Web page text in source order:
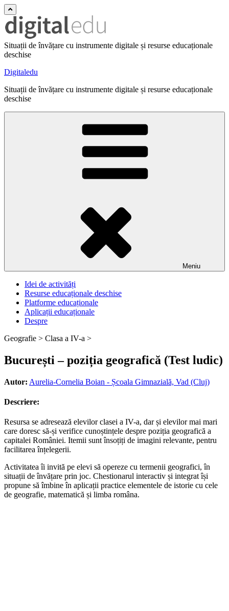
Situații de învățare cu instrumente digitale și resurse educaționale
deschise
Digitaledu
Situații de învățare cu instrumente digitale și resurse educaționale
deschise
Meniu
Idei de activități
Resurse educaționale deschise
Platforme educaționale
Aplicații educaționale
Despre
Geografie > Clasa a IV-a >
București – poziția geografică (Test ludic)
Autor: Aurelia-Cornelia Boian - Școala Gimnazială, Vad (Cluj)
Descriere:
Resursa se adresează elevilor clasei a IV-a, dar și elevilor mai mari
care doresc să-și verifice cunoștințele despre poziția geografică a
capitalei României. Itemii sunt însoțiți de imagini relevante, pentru
facilitarea înțelegerii.
Activitatea îi invită pe elevi să opereze cu termenii geografici, în
situații de învățare prin joc. Chestionarul interactiv și integrat își
propune să îmbine în aplicații practice elementele de istorie cu cele
de geografie, matematică și limba româna.